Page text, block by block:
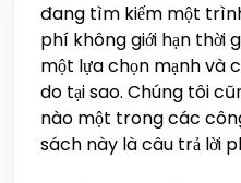
đang tìm kiếm một
phí không giới hạn thời
một lựa chọn mạnh và
do tại sao. Chúng tôi
nào một trong các
sách này là câu trả lời